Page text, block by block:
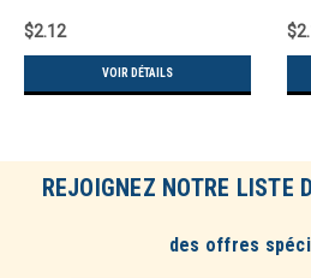
$2.12
VOIR DÉTAILS
REJOIGNEZ NOTRE LISTE
des offres